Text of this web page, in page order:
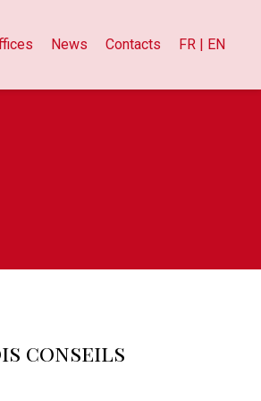
News Contacts FR | EN
conseils